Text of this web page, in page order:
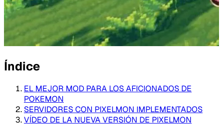
Índice
EL MEJOR MOD PARA LOS AFICIONADOS DE
POKEMON
SERVIDORES CON PIXELMON IMPLEMENTADOS
VÍDEO DE LA NUEVA VERSIÓN DE PIXELMON